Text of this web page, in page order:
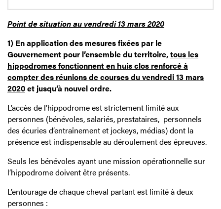
Point de situation au vendredi 13 mars 2020
1) En application des mesures fixées par le
Gouvernement pour l’ensemble du territoire,tous les
hippodromes fonctionnent en huis clos renforcé à
compter des réunions de courses du vendredi 13 mars
2020et jusqu’à nouvel ordre.
L’accès de l’hippodrome est strictement limité aux
personnes (bénévoles, salariés, prestataires, personnels
des écuries d’entraînement et jockeys, médias) dont la
présence est indispensable au déroulement des épreuves.
Seuls les bénévoles ayant une mission opérationnelle sur
l’hippodrome doivent être présents.
L’entourage de chaque cheval partant est limité à deux
personnes :